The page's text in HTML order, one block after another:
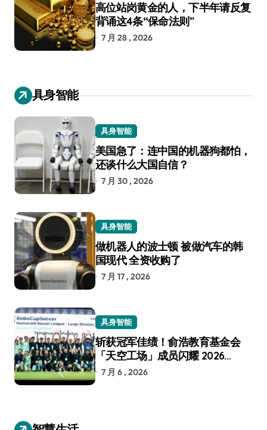
高位站岗黄金的人，下半年请反复
背诵这4条“保命法则”
7 月 28 , 2026
具身智能
具身智能
美国急了：连中国的机器狗都怕，
还谈什么大国自信？
7 月 30 , 2026
具身智能
做机器人的波士顿 被做汽车的韩
国现代 全资收购了
7 月 17 , 2026
具身智能
斩获冠军佳绩！俞浩教育基金会
「天空工场」成员闪耀 2026
RoboCup 机器人世界杯
7 月 6 , 2026